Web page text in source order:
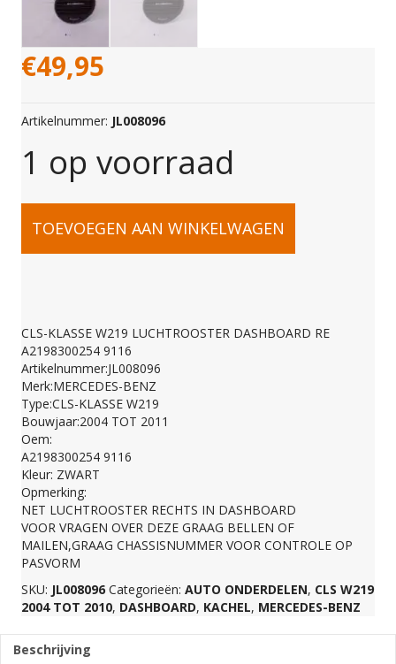
€49,95
Artikelnummer: JL008096
1 op voorraad
CLS-
W219
LUCHTROOSTER
DASHBOARD
RE
A2198300254
9116
aantal
TOEVOEGEN AAN WINKELWAGEN
CLS-KLASSE W219 LUCHTROOSTER DASHBOARD RE
A2198300254 9116
Artikelnummer:JL008096
Merk:MERCEDES-BENZ
Type:CLS-KLASSE W219
Bouwjaar:2004 TOT 2011
Oem:
A2198300254 9116
Kleur: ZWART
Opmerking:
NET LUCHTROOSTER RECHTS IN DASHBOARD
VOOR VRAGEN OVER DEZE GRAAG BELLEN OF
MAILEN,GRAAG CHASSISNUMMER VOOR CONTROLE OP
PASVORM
SKU: JL008096 Categorieën: AUTO ONDERDELEN, CLS W219
2004 TOT 2010, DASHBOARD, KACHEL, MERCEDES-BENZ
Beschrijving